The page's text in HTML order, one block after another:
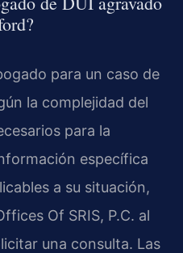
para un caso de
la complejidad del
para la
específica
a su situación,
Of SRIS, P.C. al
una consulta. Las